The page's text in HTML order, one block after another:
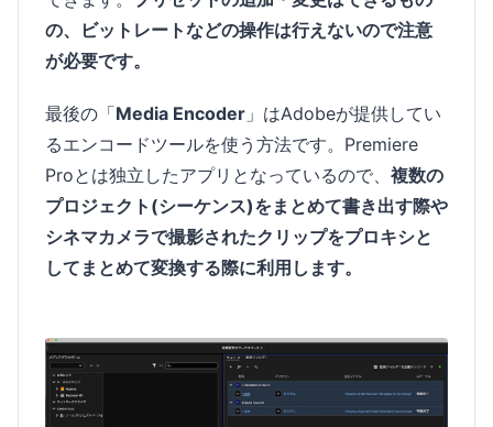
の、ビットレートなどの操作は行えないので注意
が必要です。
最後の「Media Encoder 」はAdobeが提供してい
るエンコードツールを使う方法です。Premiere
Proとは独立したアプリとなっているので、 複数の
プロジェクト(シーケンス)をまとめて書き出す際や
シネマカメラで撮影されたクリップをプロキシと
してまとめて変換する際に利用します。